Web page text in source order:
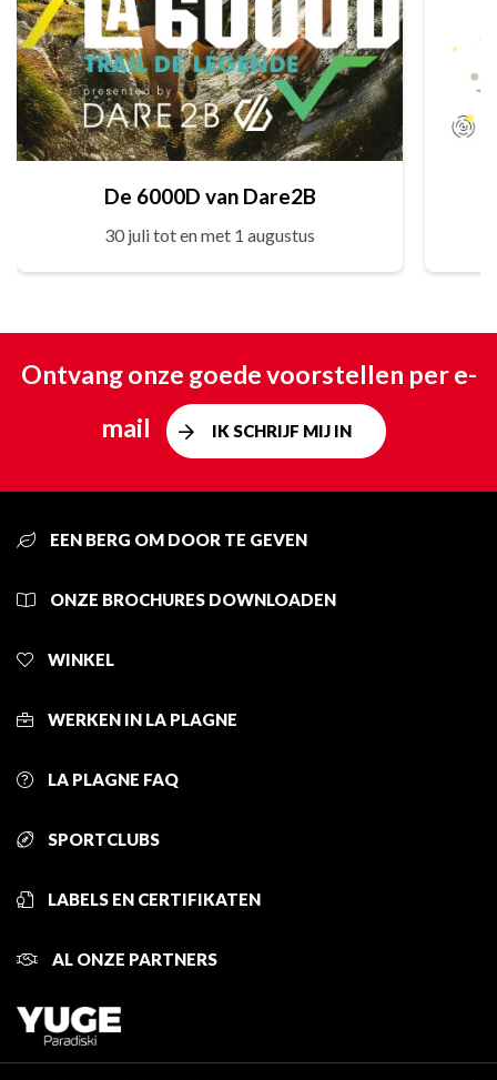
De 6000D van Dare2B
30 juli tot en met 1 augustus
Ontvang onze goede voorstellen per e-
mail
IK SCHRIJF MIJ IN
EEN BERG OM DOOR TE GEVEN
ONZE BROCHURES DOWNLOADEN
WINKEL
WERKEN IN LA PLAGNE
LA PLAGNE FAQ
SPORTCLUBS
LABELS EN CERTIFIKATEN
AL ONZE PARTNERS